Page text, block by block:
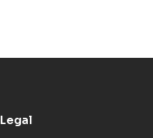
Legal